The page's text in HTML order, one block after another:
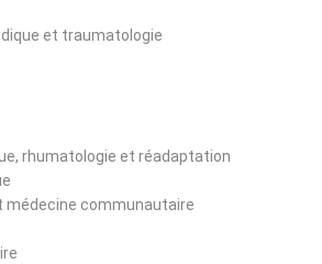
et traumatologie
rhumatologie et réadaptation
médecine communautaire